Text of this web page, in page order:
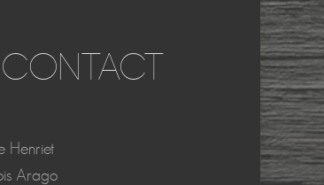
Henriet
Arago